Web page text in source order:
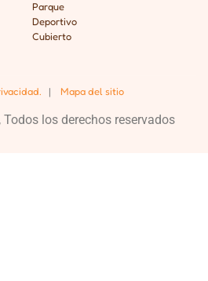
Parque
Deportivo
Cubierto
| Mapa del sitio
los derechos reservados